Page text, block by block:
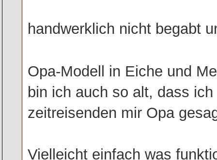
handwerklich nicht begabt
Opa-Modell in Eiche und
bin ich auch so alt, dass
zeitreisenden mir Opa
Vielleicht einfach was